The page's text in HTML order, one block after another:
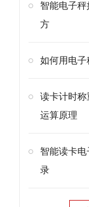
智能电子
方
如何用电子
读卡计时
运算原理
智能读卡
录